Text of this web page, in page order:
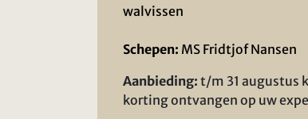
walvissen
Schepen: MS Fridtjof Nansen
Aanbieding: t/m 31 augustus
korting ontvangen op uw